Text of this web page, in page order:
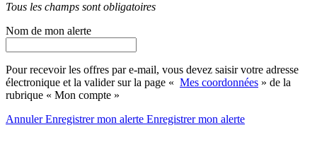
Tous les champs sont obligatoires
Nom de mon alerte
Pour recevoir les offres par e-mail, vous devez saisir votre adresse
électronique et la valider sur la page « Mes coordonnées » de la
rubrique « Mon compte »
AnnulerEnregistrer mon alerte Enregistrermon alerte